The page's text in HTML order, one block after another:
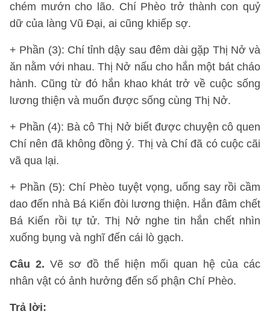
chém mướn cho lão. Chí Phèo trở thành con quỷ
dữ của làng Vũ Đại, ai cũng khiếp sợ.
+ Phần (3): Chí tỉnh dậy sau đêm dài gặp Thị Nở và
ăn nằm với nhau. Thị Nở nấu cho hắn một bát cháo
hành. Cũng từ đó hắn khao khát trở về cuộc sống
lương thiện và muốn được sống cùng Thị Nở.
+ Phần (4): Bà cô Thị Nở biết được chuyện cô quen
Chí nên đã không đồng ý. Thị và Chí đã có cuộc cãi
vã qua lại.
+ Phần (5): Chí Phèo tuyệt vọng, uống say rồi cầm
dao đến nhà Bá Kiến đòi lương thiện. Hắn đâm chết
Bá Kiến rồi tự tử. Thị Nở nghe tin hắn chết nhìn
xuống bụng và nghĩ đến cái lò gạch.
Câu 2. Vẽ sơ đồ thể hiện mối quan hệ của các
nhân vật có ảnh hưởng đến số phận Chí Phèo.
Trả lời: